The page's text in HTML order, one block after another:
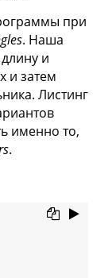
при
. Наша
и
и затем
Листинг
именно то,
.